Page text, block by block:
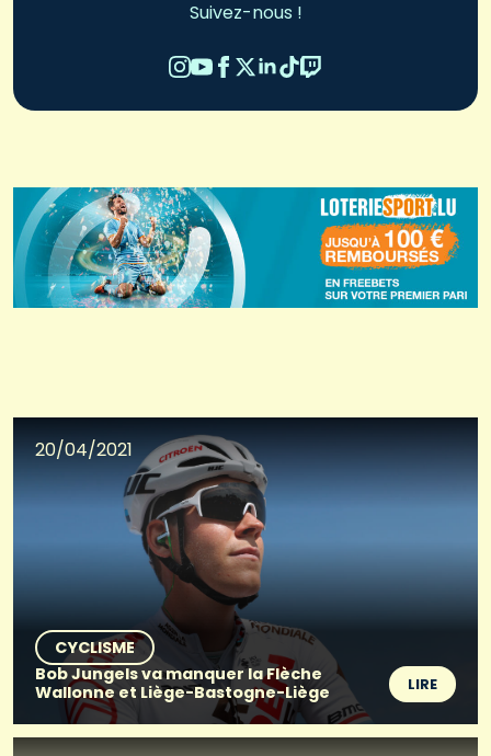
Suivez-nous !
20/04/2021
CYCLISME
Bob Jungels va manquer la Flèche
Wallonne et Liège-Bastogne-Liège
LIRE